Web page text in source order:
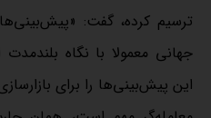
ترسیم کرده، گفت:
جهانی معمولا با نگاه
این پیش‌بینی‌ها را برای